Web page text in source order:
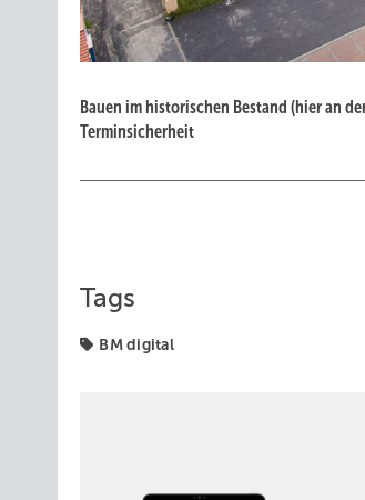
Bauen im historischen Bestand (hier an
Terminsicherheit
Tags
BM digital